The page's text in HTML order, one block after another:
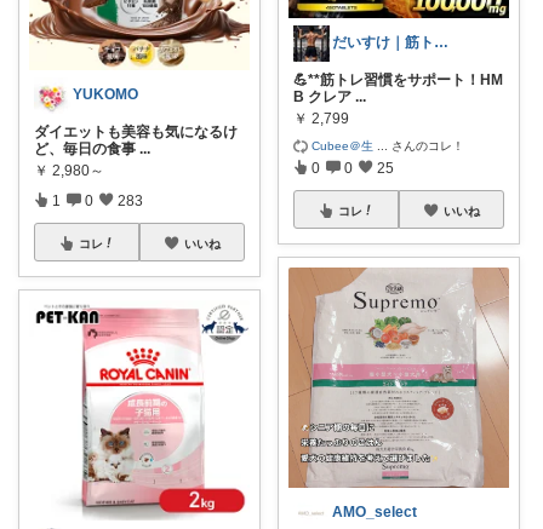
YUKOMO
ダイエットも美容も気になるけ
ど、毎日の食事 ...
￥ 2,980～
1 0 283
コレ いいね
だいすけ｜筋トレ×健康食✕バイクROOM
💪**筋トレ習慣をサポート！HM
B クレア ...
￥ 2,799
Cubee＠生 さんのコレ！
0 0 25
コレ いいね
AMO_select